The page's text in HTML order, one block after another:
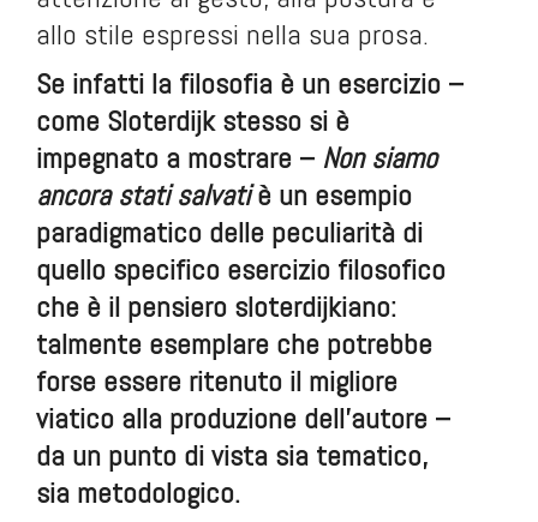
allo stile espressi nella sua prosa.
Se infatti la filosofia è un esercizio –
come Sloterdijk stesso si è
impegnato a mostrare – Non siamo
ancora stati salvatiè un esempio
paradigmatico delle peculiarità di
quello specifico esercizio filosofico
che è il pensiero sloterdijkiano:
talmente esemplare che potrebbe
forse essere ritenuto il migliore
viatico alla produzione dell’autore –
da un punto di vista sia tematico,
sia metodologico.